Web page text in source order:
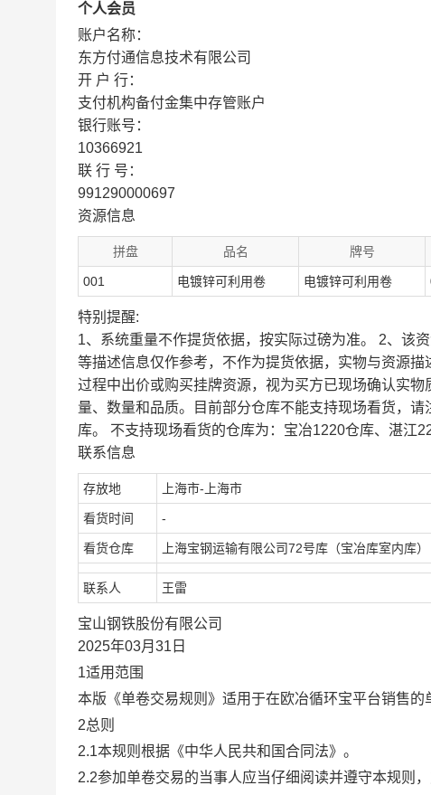
个人会员
账户名称：
东方付通信息技术有限公司
开 户 行：
支付机构备付金集中存管账户
银行账号：
10366921
联 行 号：
991290000697
资源信息
拼盘 品名 牌号
001 电镀锌可利用卷 电镀锌可利用卷
特别提醒:
1、系统重量不作提货依据，按实际过磅为准。 2、该
等描述信息仅作参考，不作为提货依据，实物与资源
过程中出价或购买挂牌资源，视为买方已现场确认实
量、数量和品质。目前部分仓库不能支持现场看货，
库。 不支持现场看货的仓库为：宝冶1220仓库、湛江
联系信息
存放地 上海市-上海市
看货时间 -
看货仓库 上海宝钢运输有限公司72号库（宝冶库室内库）
联系人 王雷
宝山钢铁股份有限公司
2025年03月31日
1适用范围
本版《单卷交易规则》适用于在欧冶循环宝平台销售的
2总则
2.1本规则根据《中华人民共和国合同法》。
2.2参加单卷交易的当事人应当仔细阅读并遵守本规则